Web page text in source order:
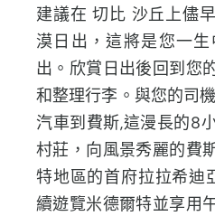
建議在 切比 沙丘上儘
漠日出，這將是您一
出。 欣賞日出後回到您
和整理行李。與您的司
汽車到費斯,這漫長的8
村莊，向風景秀麗的費
特地區的首府拉拉希迪
續遊覽米德爾特並享用